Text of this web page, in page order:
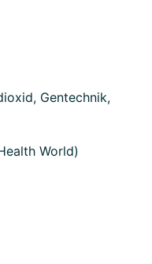
Gentechnik,
World)